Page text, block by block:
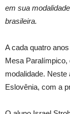
em sua
brasileira.
A cada quatro
Mesa Paralímpico,
modalidade.
Eslovênia, com a